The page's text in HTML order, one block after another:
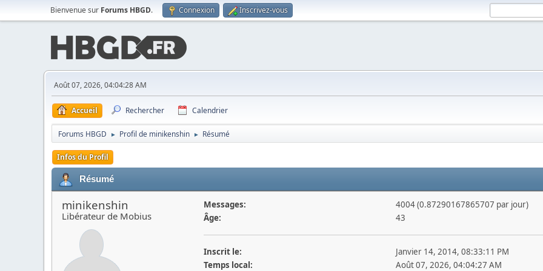
Bienvenue sur Forums HBGD. Connexion Inscrivez-vous
Août 07, 2026, 04:04:28 AM
Accueil Rechercher Calendrier
Forums HBGD ► Profil de minikenshin ► Résumé
Infos du Profil
Résumé
minikenshin
Libérateur de Mobius
Messages:
4004 (0.87290167865707 par jour)
Âge:
43
Inscrit le:
Janvier 14, 2014, 08:33:11 PM
Temps local:
Août 07, 2026, 04:04:27 AM